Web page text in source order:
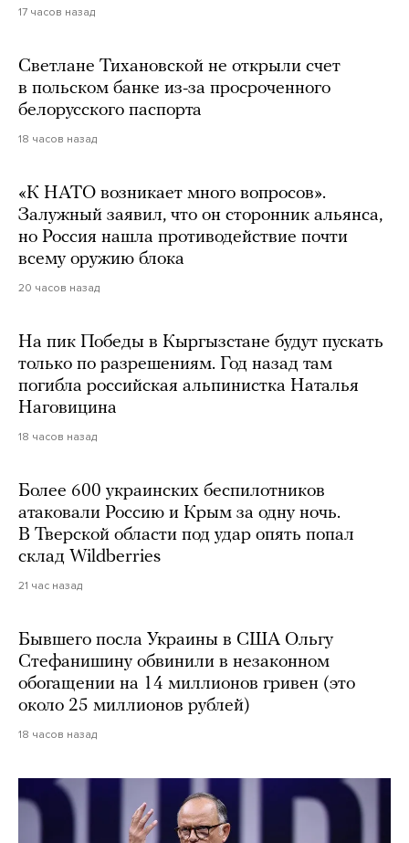
17 часов назад
Светлане Тихановской не открыли счет
в польском банке из-за просроченного
белорусского паспорта
18 часов назад
«К НАТО возникает много вопросов».
Залужный заявил, что он сторонник альянса,
но Россия нашла противодействие почти
всему оружию блока
20 часов назад
На пик Победы в Кыргызстане будут пускать
только по разрешениям. Год назад там
погибла российская альпинистка Наталья
Наговицина
18 часов назад
Более 600 украинских беспилотников
атаковали Россию и Крым за одну ночь.
В Тверской области под удар опять попал
склад Wildberries
21 час назад
Бывшего посла Украины в США Ольгу
Стефанишину обвинили в незаконном
обогащении на 14 миллионов гривен (это
около 25 миллионов рублей)
18 часов назад